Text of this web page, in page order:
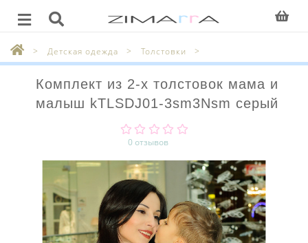
Детская одежда Толстовки
Комплект из 2-х толстовок мама и
малыш kTLSDJ01-3sm3Nsm серый
0 отзывов